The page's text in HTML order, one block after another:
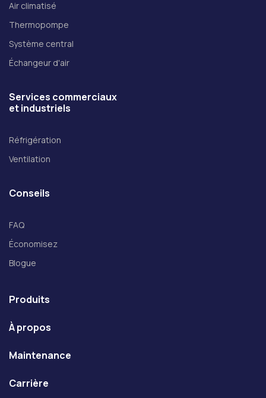
Air climatisé
Thermopompe
Système central
Échangeur d'air
Services commerciaux
et industriels
Réfrigération
Ventilation
Conseils
FAQ
Économisez
Blogue
Produits
À propos
Maintenance
Carrière